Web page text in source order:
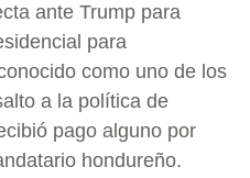
ante Trump para
para
como uno de los
a la política de
pago alguno por
hondureño.